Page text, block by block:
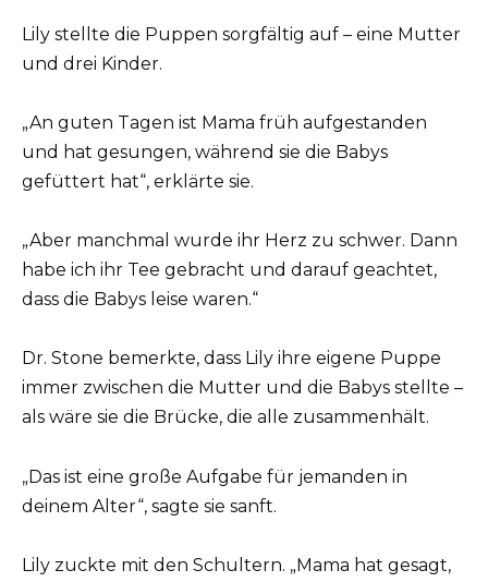
Lily stellte die Puppen sorgfältig auf – eine Mutter
und drei Kinder.
„An guten Tagen ist Mama früh aufgestanden
und hat gesungen, während sie die Babys
gefüttert hat“, erklärte sie.
„Aber manchmal wurde ihr Herz zu schwer. Dann
habe ich ihr Tee gebracht und darauf geachtet,
dass die Babys leise waren.“
Dr. Stone bemerkte, dass Lily ihre eigene Puppe
immer zwischen die Mutter und die Babys stellte –
als wäre sie die Brücke, die alle zusammenhält.
„Das ist eine große Aufgabe für jemanden in
deinem Alter“, sagte sie sanft.
Lily zuckte mit den Schultern. „Mama hat gesagt,